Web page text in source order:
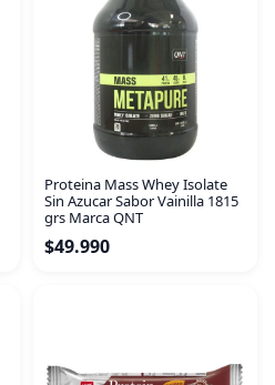
Proteina Mass Whey Isolate
Sin Azucar Sabor Vainilla 1815
grs Marca QNT
$49.990